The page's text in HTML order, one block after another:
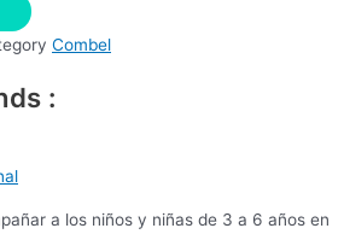
Combel
:
a los niños y niñas de 3 a 6 años en